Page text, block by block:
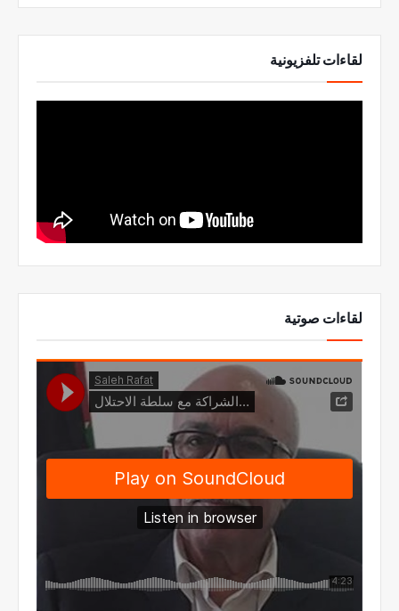
لقاءات تلفزيونية
لقاءات صوتية